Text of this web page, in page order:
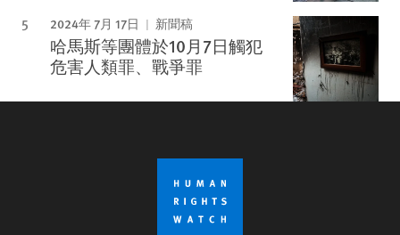
2024年 7月 17日 新聞稿
哈馬斯等團體於10月7日觸犯
危害人類罪、戰爭罪